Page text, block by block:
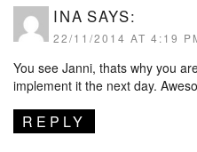
INA SAYS:
22/11/2014 AT 4:19
You see Janni, thats why you
implement it the next day.
REPLY